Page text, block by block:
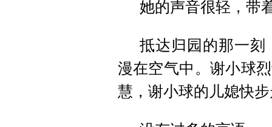
她的声音很轻，带
抵达归园的那一刻
漫在空气中。谢小球
慧，谢小球的儿媳快